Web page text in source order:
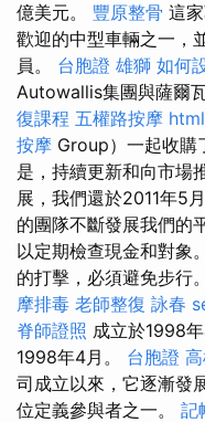
億美元。 豐原整骨 這
歡迎的中型車輛之一，
員。 台胞證 雄獅 如何
Autowallis集團與薩爾
復課程 五權路按摩 html
按摩 Group）一起收購
是，持續更新和向市場
展，我們還於2011年5
的團隊不斷發展我們的
以定期檢查現金和對象。
的打擊，必須避免步行。
摩排毒 老師整復 詠春
脊師證照 成立於1998
1998年4月。 台胞證
司成立以來，它逐漸發
位定義參與者之一。 記